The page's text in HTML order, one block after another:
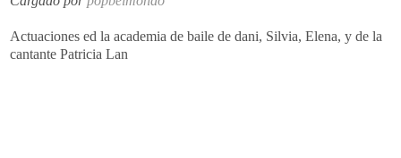
Actuaciones ed la academia de baile de dani, Silvia, Elena, y de la
cantante Patricia Lan